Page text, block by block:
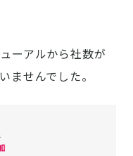
ーアルから社数が
ませんでした。